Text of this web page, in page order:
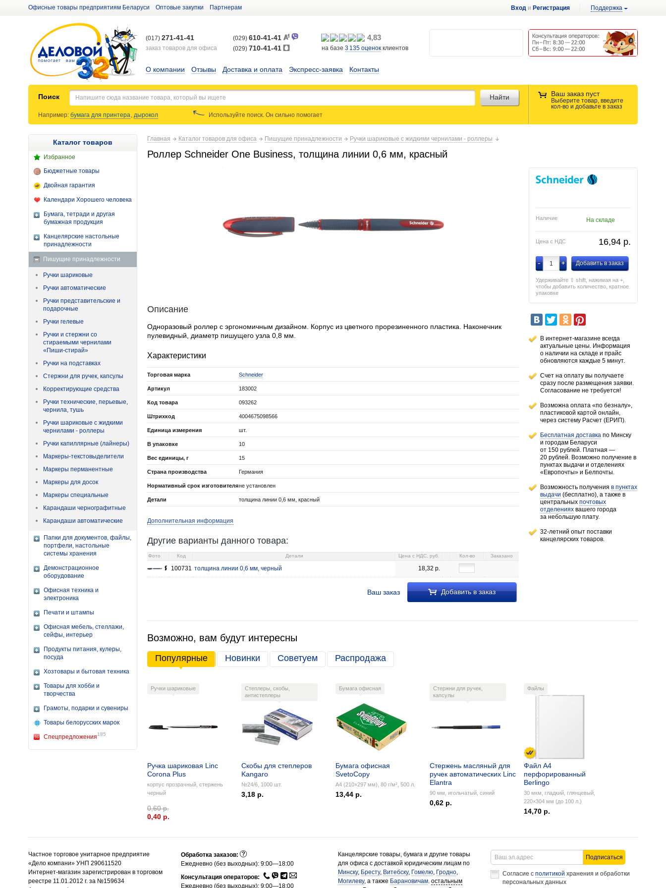
Вход и Регистрация Поддержка
Офисные товары предприятиям Беларуси Оптовые закупки Партнерам
(017) 271-41-41
заказ товаров для офиса
(029) 610-41-41
(029) 710-41-41
4,83
на базе 3 135 оценок клиентов
О компании Отзывы Доставка и оплата Экспресс-заявка Контакты
Поиск Ваш заказ пуст
Выберите товар, введите
кол-во и добавьте в заказ
Найти
Например: бумага для принтера, дырокол Используйте поиск. Он сильнопомогает
Каталог товаров
Избранное
Бюджетные товары
Двойная гарантия
Календари Хорошего человека
Бумага, тетради и другая
бумажная продукция
Канцелярские настольные
принадлежности
Пишущие принадлежности
Ручки шариковые
Ручки автоматические
Ручки представительские и
подарочные
Ручки гелевые
Ручки и стержни со
стираемыми чернилами
«Пиши-стирай»
Ручки на подставках
Стержни для ручек, капсулы
Корректирующие средства
Ручки технические, перьевые,
чернила, тушь
Ручки шариковые с жидкими
чернилами - роллеры
Ручки капиллярные (лайнеры)
Маркеры-текстовыделители
Маркеры перманентные
Маркеры для досок
Маркеры специальные
Карандаши чернографитные
Карандаши автоматические
Папки для документов, файлы,
портфели, настольные
системы хранения
Демонстрационное
оборудование
Офисная техника и
электроника
Печати и штампы
Офисная мебель, стеллажи,
сейфы, интерьер
Продукты питания, кулеры,
посуда
Хозтовары и бытовая техника
Товары для хобби и
творчества
Грамоты, подарки и сувениры
Товары белорусских марок
Спецпредложения185
Главная Каталог товаров для офиса Пишущие принадлежности Ручки шариковые с жидкими чернилами - роллеры
Роллер Schneider One Business, толщина линии 0,6 мм, красный
Наличие На складе
Цена с НДС 16,94 p.
- + Добавить в заказ
Удерживайте ⇧ shift, нажимая на +,
чтобы добавить количество, кратное
упаковке
В интернет-магазине всегда
актуальные цены. Информация
о наличии на складе и прайс
обновляются каждые 5 минут.
Счет на оплату вы получаете
сразу после размещения заявки.
Согласование не требуется!
Возможна оплата «по безналу»,
пластиковой картой онлайн,
через систему Расчет (ЕРИП).
Бесплатная доставка по Минску
и городам Беларуси
от 150 рублей. Платная —
20 рублей. Возможно получение в
пунктах выдачи и отделениях
«Европочты» и Белпочты.
Возможность получения в пунктах
выдачи (бесплатно), а также в
центральных почтовых
отделениях вашего города
за небольшую плату.
32-летний опыт поставки
канцелярских товаров.
Описание
Одноразовый роллер с эргономичным дизайном. Корпус из цветного прорезиненного пластика. Наконечник
пулевидный, диаметр пишущего узла 0,8 мм.
Характеристики
Торговая марка Schneider
Артикул 183002
Код товара 093262
Штрихкод 4004675098566
Единица измерения шт.
В упаковке 10
Вес единицы, г 15
Страна производства Германия
Нормативный срок изготовителяне установлен
Детали толщина линии 0,6 мм, красный
Дополнительная информация
Другие варианты данного товара:
Фото Код Детали Цена c НДС, руб. Кол-во Заказано
100731 толщина линии 0,6 мм, черный 18,32 р.
Ваш заказ Добавить в заказ
Возможно, вам будут интересны
Популярные Новинки Советуем Распродажа
Ручки шариковые
Ручка шариковая Linc
Corona Plus
корпус прозрачный, стержень
черный
0,60 р.
0,40 p.
Степлеры, скобы,
антистеплеры
Скобы для степлеров
Kangaro
№24/6, 1000 шт.
3,18 р.
Бумага офисная
Бумага офисная
SvetoCopy
А4 (210×297 мм), 80 г/м², 500 л.
13,44 р.
Стержни для ручек,
капсулы
Стержень масляный для
ручек автоматических Linc
Elantra
90 мм, игольчатый, синий
0,62 р.
Файлы
Файл А4
перфорированный
Berlingo
30 мкм, гладкий, глянцевый,
220×304 мм (до 100 л.)
14,70 р.
Частное торговое унитарное предприятие
«Дело компани» УНП 290611520
Интернет-магазин зарегистрирован в торговом
реестре 11.01.2012 г. за №159634
Подписаться
Согласие с политикой хранения и обработки
персональных данных
Обработка заказов:
Ежедневно (без выходных): 9:00—18:00
Консультация операторов:
Ежедневно (без выходных): 9:00—18:00
Канцелярские товары, бумага и другие товары
для офиса с доставкой юридическим лицам по
Минску, Бресту, Витебску, Гомелю, Гродно,
Могилеву, а также Барановичам.остальным